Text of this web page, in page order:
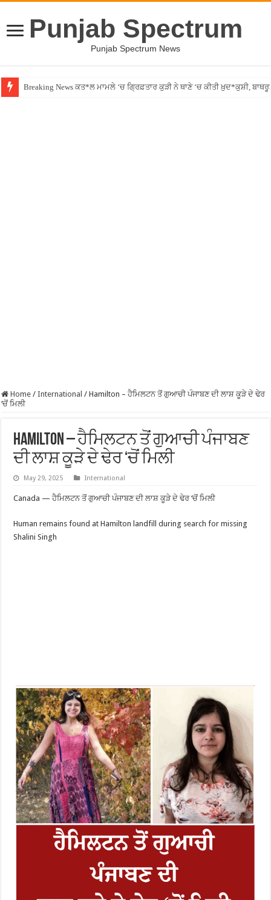
Punjab Spectrum
Punjab Spectrum News
Breaking News ਕਤ*ਲ ਮਾਮਲੇ ‘ਚ ਗ੍ਰਿਫ਼ਤਾਰ ਕੁੜੀ ਨੇ ਥਾਣੇ ‘ਚ ਕੀਤੀ ਖ਼ੁਦ*ਕੁਸ਼ੀ,
Home / International / Hamilton – ਹੈਮਿਲਟਨ ਤੋਂ ਗੁਆਚੀ ਪੰਜਾਬਣ ਦੀ ਲਾਸ਼ ਕੂੜੇ ਦੇ ਢੇਰ
‘ਚੋਂ ਮਿਲੀ
Hamilton – ਹੈਮਿਲਟਨ ਤੋਂ ਗੁਆਚੀ ਪੰਜਾਬਣ
ਦੀ ਲਾਸ਼ ਕੂੜੇ ਦੇ ਢੇਰ ‘ਚੋਂ ਮਿਲੀ
May 29, 2025 International
Canada — ਹੈਮਿਲਟਨ ਤੋਂ ਗੁਆਚੀ ਪੰਜਾਬਣ ਦੀ ਲਾਸ਼ ਕੂੜੇ ਦੇ ਢੇਰ ‘ਚੋਂ ਮਿਲੀ
Human remains found at Hamilton landfill during search for missing
Shalini Singh